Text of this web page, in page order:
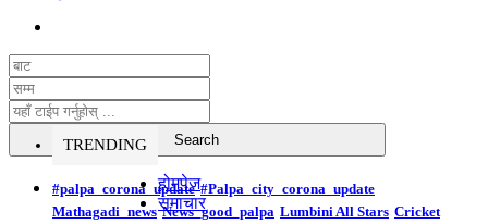
TRENDING
#palpa_corona_update #Palpa_city_corona_update
Mathagadi_news News_good_palpa Lumbini All Stars Cricket
होमपेज
समाचार